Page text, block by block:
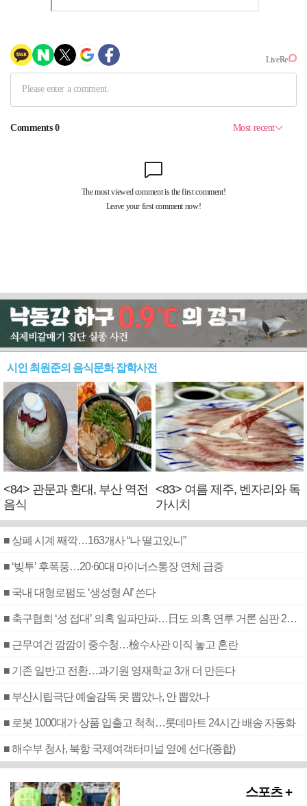
시인 최원준의 음식문화 잡학사전
<84> 관문과 환대, 부산 역전
음식
<83> 여름 제주, 벤자리와 독
가시치
■ 상폐 시계 째깍…163개사 “나 떨고있니”
■ ‘빚투’ 후폭풍…20·60대 마이너스통장 연체 급증
■ 국내 대형로펌도 ‘생성형 AI’ 쓴다
■ 축구협회 ‘성 접대’ 의혹 일파만파…日도 의혹 연루 거론 심판 2명 조사
■ 근무여건 깜깜이 중수청…檢수사관 이직 놓고 혼란
■ 기존 일반고 전환…과기원 영재학교 3개 더 만든다
■ 부산시립극단 예술감독 못 뽑았나, 안 뽑았나
■ 로봇 1000대가 상품 입출고 척척…롯데마트 24시간 배송 자동화
■ 해수부 청사, 북항 국제여객터미널 옆에 선다(종합)
스포츠 +